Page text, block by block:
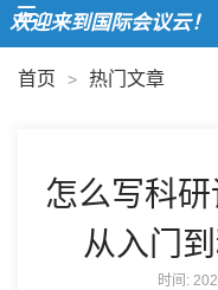
迎来到国际会议云！
首页 > 热门文章
怎么写科
从入门
时间: